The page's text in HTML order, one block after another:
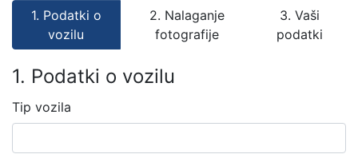
1. Podatki o
vozilu
2. Nalaganje
fotografije
3. Vaši
podatki
1. Podatki o vozilu
Tip vozila